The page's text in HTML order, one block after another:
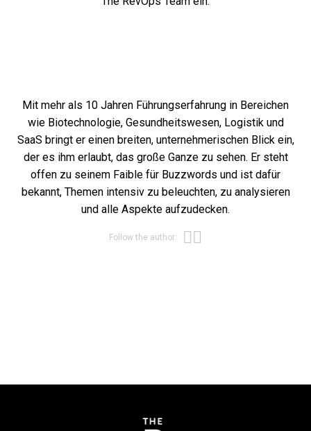
Mit mehr als 10 Jahren Führungserfahrung in Bereichen
wie Biotechnologie, Gesundheitswesen, Logistik und
SaaS bringt er einen breiten, unternehmerischen Blick ein,
der es ihm erlaubt, das große Ganze zu sehen. Er steht
offen zu seinem Faible für Buzzwords und ist dafür
bekannt, Themen intensiv zu beleuchten, zu analysieren
und alle Aspekte aufzudecken.
Follow the author: Opens new